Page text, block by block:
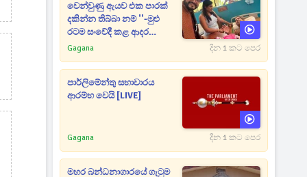
වෙන්වුණු ඇයව එක පාරක්
දකින්න තිබ්බා නම් ''-මුළු
රටම සංවේදී කළ ආදර
අමරණීය මතකය
Gagana දින 1 කට පෙර
පාර්ලිමේන්තු සභාවාරය
ආරම්භ වෙයි [LIVE]
Gagana දින 1 කට පෙර
මහර බන්ධනාගාරයේ ගැටුම